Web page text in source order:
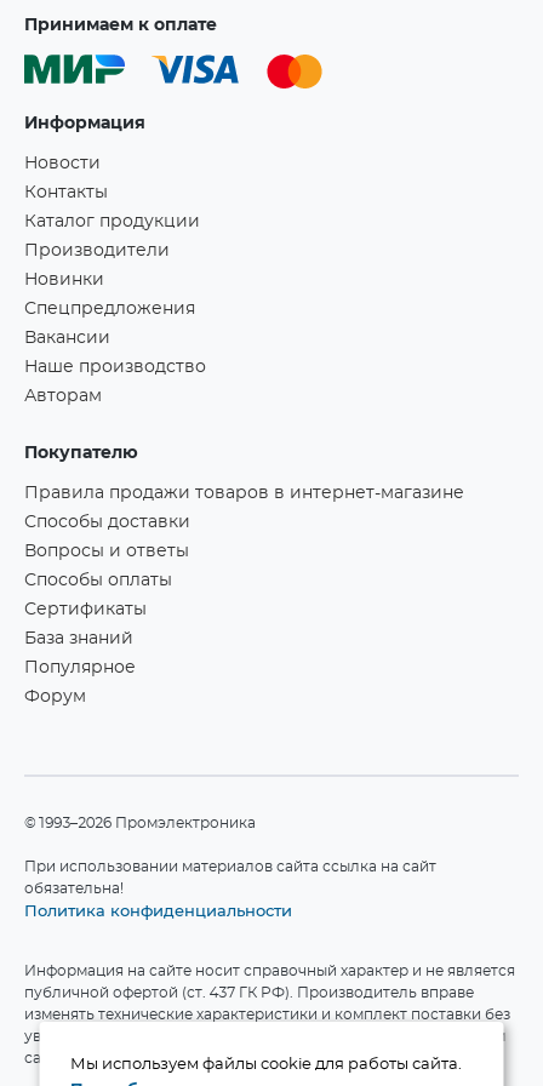
Принимаем к оплате
Информация
Новости
Контакты
Каталог продукции
Производители
Новинки
Спецпредложения
Вакансии
Наше производство
Авторам
Покупателю
Правила продажи товаров в интернет-магазине
Способы доставки
Вопросы и ответы
Способы оплаты
Сертификаты
База знаний
Популярное
Форум
©1993–2026 Промэлектроника
При использовании материалов сайта ссылка на сайт
обязательна!
Политика конфиденциальности
Информация на сайте носит справочный характер и не является
публичной офертой (ст. 437 ГК РФ). Производитель вправе
изменять технические характеристики и комплект поставки без
уведомления. Актуальные данные приведены на официальном
сайте производителя.
Мы используем файлы cookie для работы сайта.